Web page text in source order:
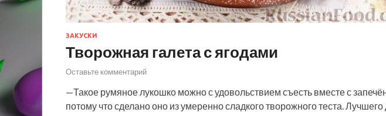
ЗАКУСКИ
Творожная галета с ягодами
Оставьте комментарий
—Такое румяное лукошко можно с удовольствием съесть вместе с
потому что сделано оно из умеренно сладкого творожного теста.